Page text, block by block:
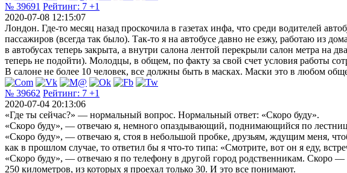
№ 39691 Рейтинг: 7 +1
2020-07-08 12:15:07
Лондон. Где-то месяц назад проскочила в газетах инфа, что среди водителей
пассажиров (всегда так было). Так-то я на автобусе давно не езжу, работаю из
в автобусах теперь закрыта, а внутри салона лентой перекрыли салон метра на
теперь не подойти). Молодцы, в общем, по факту за свой счет условия работы
В салоне не более 10 человек, все должны быть в масках. Маски это в любом
№ 39662 Рейтинг: 7 +1
2020-07-04 20:13:06
«Где ты сейчас?» — нормальный вопрос. Нормальный ответ: «Скоро буду».
«Скоро буду», — отвечаю я, немного опаздывающий, поднимающийся по
«Скоро буду», — отвечаю я, стоя в небольшой пробке, друзьям, ждущим меня,
как в прошлом случае, то ответил бы я что-то типа: «Смотрите, вот он я еду,
«Скоро буду», — отвечаю я по телефону в другой город родственникам. Скоро
250 километров, из которых я проехал только 30. И это все понимают.